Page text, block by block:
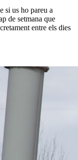
si us ho pareu a
de setmana que
entre els dies